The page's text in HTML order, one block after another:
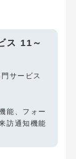
ス 11～
サービス
能、フォー
訪通知機能